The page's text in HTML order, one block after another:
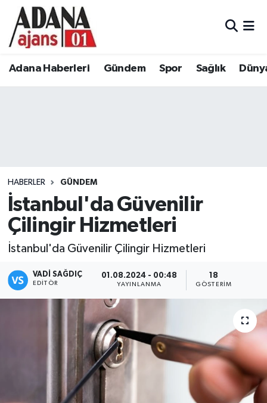
Adana Haberleri Gündem Spor Sağlık
HABERLER GÜNDEM
İstanbul'da Güvenilir
Çilingir Hizmetleri
İstanbul'da Güvenilir Çilingir Hizmetleri
VADI SAĞDIÇ
EDITÖR
01.08.2024 - 00:48
YAYINLANMA
18
GÖSTERIM
Adana Haberleri
Eğitim
Siyaset
Kadın
Adana Nöbetçi Eczaneler
Tüm Manşetler
Son Dakika Haberleri